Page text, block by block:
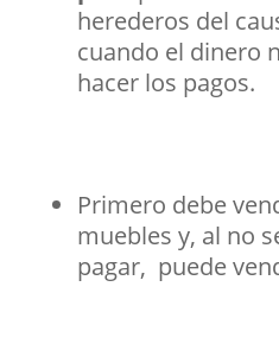
herederos del
cuando el dinero
hacer los pagos.
Primero debe
muebles y, al no
pagar, puede